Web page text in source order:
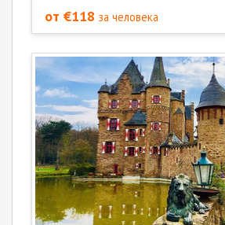
от €118 за человека